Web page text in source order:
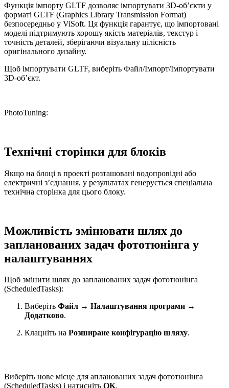
Функція імпорту GLTF дозволяє імпортувати 3D-об’єкти у
форматі GLTF (Graphics Library Transmission Format)
безпосередньо у ViSoft. Ця функція гарантує, що імпортовані
моделі підтримують хорошу якість матеріалів, текстур і
точність деталей, зберігаючи візуальну цілісність
оригінального дизайну.
Щоб імпортувати GLTF, виберіть Файл/Імпорт/Імпортувати
3D-об’єкт.
PhotoTuning:
Технічні сторінки для блоків
Якщо на блоці в проекті розташовані водопровідні або
електричні з’єднання, у результатах генерується спеціальна
технічна сторінка для цього блоку.
Можливість змінювати шлях до
запланованих задач фототюнінга у
налаштуваннях
Щоб змінити шлях до запланованих задач фототюнінга
(ScheduledTasks):
Виберіть Файл → Налаштування програми →
Додатково.
Клацніть на Розширане конфігурацію шляху.
Виберіть нове місце для апланованих задач фототюнінга
(ScheduledTasks) і натисніть OK.